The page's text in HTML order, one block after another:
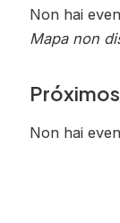
Non hai
Mapa non
Non hai